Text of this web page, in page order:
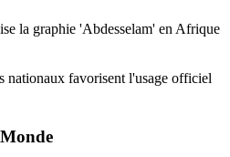
la graphie 'Abdesselam' en Afrique
nationaux favorisent l'usage officiel